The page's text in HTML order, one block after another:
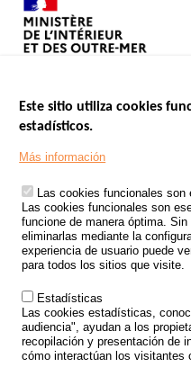
Footer
TRATAMIENTO DE DATOS
ACCIDENTES DE TRÁFICO
ESTUDIOS
CONVOCATORIA DE
POLÍTICA DE SEGURIDAD VIAL
Outils
EVENTOS
Este sitio utiliza cookies
estadísticos.
Más información
Las cookies funcionales son
Las cookies funcionales son
funcione de manera óptima.
eliminarlas mediante la
experiencia de usuario puede
para todos los sitios que visite.
Estadísticas
Las cookies estadísticas,
audiencia", ayudan a los
recopilación y presentación de
cómo interactúan los visitantes